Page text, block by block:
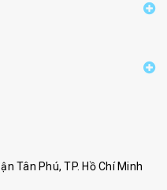
Tân Phú, TP. Hồ Chí Minh